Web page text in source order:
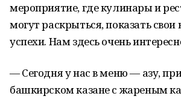
мероприятие, где кулинары и
могут раскрыться, показать свои
успехи. Нам здесь очень
— Сегодня у нас в меню — азу,
башкирском казане с жареным